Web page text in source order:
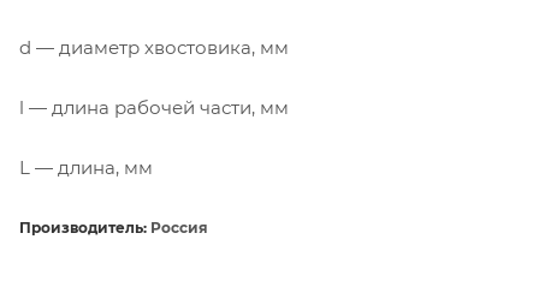
d — диаметр хвостовика, мм
l — длина рабочей части, мм
L — длина, мм
Производитель: Россия